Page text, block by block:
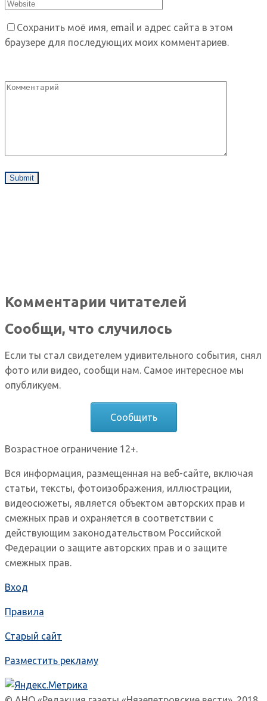
Сохранить моё имя, email и адрес сайта в этом
браузере для последующих моих комментариев.
Комментарии читателей
Сообщи, что случилось
Если ты стал свидетелем удивительного события, снял
фото или видео, сообщи нам. Самое интересное мы
опубликуем.
Сообщить
Возрастное ограничение 12+.
Вся информация, размещенная на веб-сайте, включая
статьи, тексты, фотоизображения, иллюстрации,
видеосюжеты, является объектом авторских прав и
смежных прав и охраняется в соответствии с
действующим законодательством Российской
Федерации о защите авторских прав и о защите
смежных прав.
Вход
Правила
Старый сайт
Разместить рекламу